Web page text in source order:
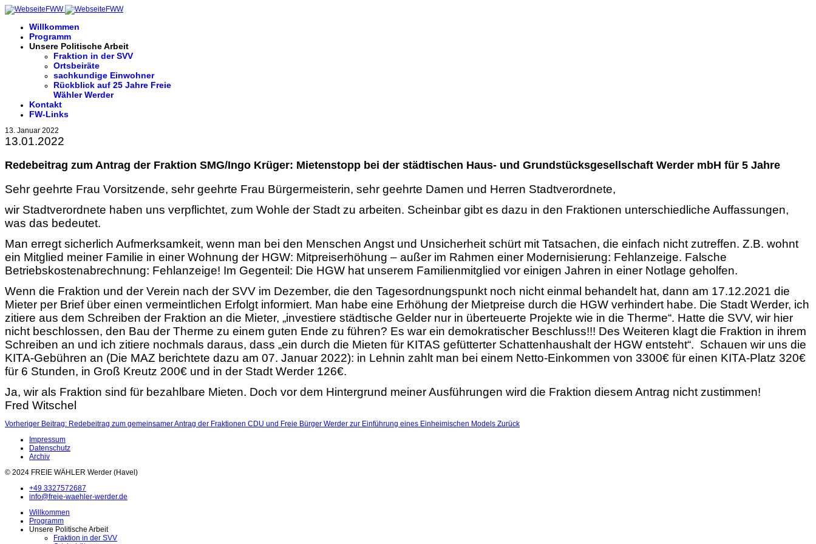
Willkommen
Programm
Unsere Politische Arbeit
Fraktion in der SVV
Ortsbeiräte
sachkundige Einwohner
Rückblick auf 25 Jahre Freie
Wähler Werder
Kontakt
FW-Links
13. Januar 2022
13.01.2022
Redebeitrag zum Antrag der Fraktion SMG/Ingo Krüger: Mietenstopp bei der städtischen Haus- und Grundstücksgesellschaft Werder mbH für 5 Jahre
Sehr geehrte Frau Vorsitzende, sehr geehrte Frau Bürgermeisterin, sehr geehrte Damen und Herren Stadtverordnete,
wir Stadtverordnete haben uns verpflichtet, zum Wohle der Stadt zu arbeiten. Scheinbar gibt es dazu in den Fraktionen unterschiedliche Auffassungen,
was das bedeutet.
Man erregt sicherlich Aufmerksamkeit, wenn man bei den Menschen Angst und Unsicherheit schürt mit Tatsachen, die einfach nicht zutreffen. Z.B. wohnt
ein Mitglied meiner Familie in einer Wohnung der HGW: Mitpreiserhöhung – außer im Rahmen einer Modernisierung: Fehlanzeige. Falsche
Betriebskostenabrechnung: Fehlanzeige! Im Gegenteil: Die HGW hat unserem Familienmitglied vor einigen Jahren in einer Notlage geholfen.
Wenn die Fraktion und der Verein nach der SVV im Dezember, die den Tagesordnungspunkt noch nicht einmal behandelt hat, dann am 17.12.2021 die
Mieter per Brief über einen vermeintlichen Erfolgt informiert. Man habe eine Erhöhung der Mietpreise durch die HGW verhindert habe. Die Stadt Werder, ich
zitiere aus dem Schreiben der Fraktion an die Mieter, „investiere städtische Gelder nur in überteuerte Projekte wie in die Therme“. Hatte die SVV, wir hier
nicht beschlossen, den Bau der Therme zu einem guten Ende zu führen? Es war ein demokratischer Beschluss!!! Des Weiteren klagt die Fraktion in ihrem
Schreiben an und ich zitiere nochmals daraus, dass „ein durch die Mieten für KITAS gefütterter Schattenhaushalt der HGW entsteht“. Schauen wir uns die
KITA-Gebühren an (Die MAZ berichtete dazu am 07. Januar 2022): in Lehnin zahlt man bei einem Netto-Einkommen von 3300€ für einen KITA-Platz 320€
für 6 Stunden, in Groß Kreutz 200€ und in der Stadt Werder 126€.
Ja, wir als Fraktion sind für bezahlbare Mieten. Doch vor dem Hintergrund meiner Ausführungen wird die Fraktion diesem Antrag nicht zustimmen!
Fred Witschel
Vorheriger Beitrag: Redebeitrag zum gemeinsamer Antrag der Fraktionen CDU und Freie Bürger Werder zur Einführung eines Einheimischen Models Zurück
Impressum
Datenschutz
Archiv
© 2024 FREIE WÄHLER Werder (Havel)
+49 3327572687
info@freie-waehler-werder.de
Willkommen
Programm
Unsere Politische Arbeit
Fraktion in der SVV